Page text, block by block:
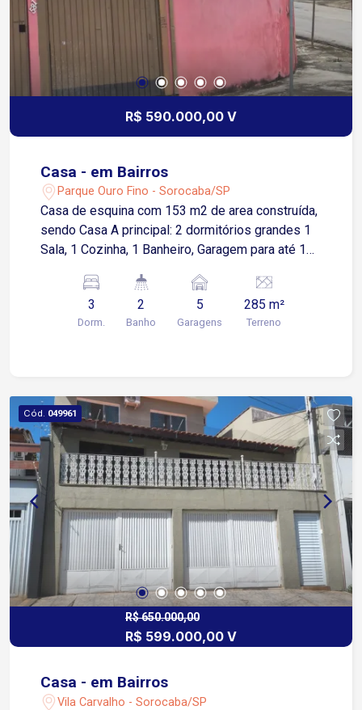
hospitais, praças e shopping centers. Uma
oportunidade única para quem busca segurança,
lazer e praticidade em um dos melhores bairros
conhecer seu novo lar!
R$ 590.000,00 V
Casa - em Bairros
Parque Ouro Fino - Sorocaba/SP
Casa de esquina com 153 m2 de area construída,
sendo Casa A principal: 2 dormitórios grandes 1
Sala, 1 Cozinha, 1 Banheiro, Garagem para até 1
banheiro, 1 cozinha 1 Lavanderia. Área gourmet
Garagem para 3 carros Quintal
3
Dorm.
2
Banho
5
Garagens
285 m²
Terreno
Cód. 049961
R$ 650.000,00
R$ 599.000,00 V
Casa - em Bairros
Vila Carvalho - Sorocaba/SP